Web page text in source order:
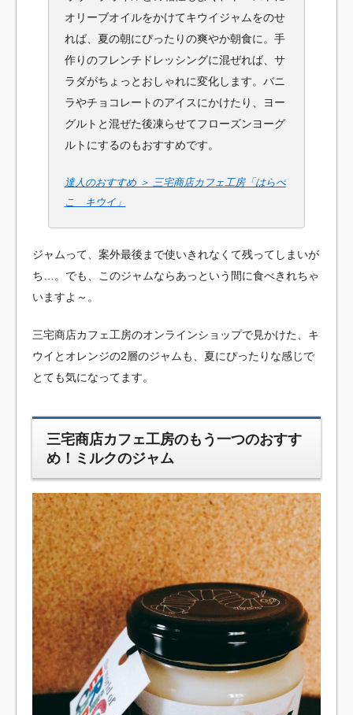
オリーブオイルをかけてキウイジャムをのせ
れば、夏の朝にぴったりの爽やか朝食に。手
作りのフレンチドレッシングに混ぜれば、サ
ラダがちょっとおしゃれに変化します。バニ
ラやチョコレートのアイスにかけたり、ヨー
グルトと混ぜた後凍らせてフローズンヨーグ
ルトにするのもおすすめです。
達人のおすすめ ＞ 三宅商店カフェ工房「はらぺ
こ キウイ」
ジャムって、案外最後まで使いきれなくて残ってしまいが
ち…。でも、このジャムならあっという間に食べきれちゃ
いますよ～。
三宅商店カフェ工房のオンラインショップで見かけた、キ
ウイとオレンジの2層のジャムも、夏にぴったりな感じで
とても気になってます。
三宅商店カフェ工房のもう一つのおすす
め！ミルクのジャム